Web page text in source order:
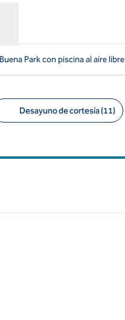
Park con piscina al aire libre
Desayuno de cortesía (11)
imagen
12